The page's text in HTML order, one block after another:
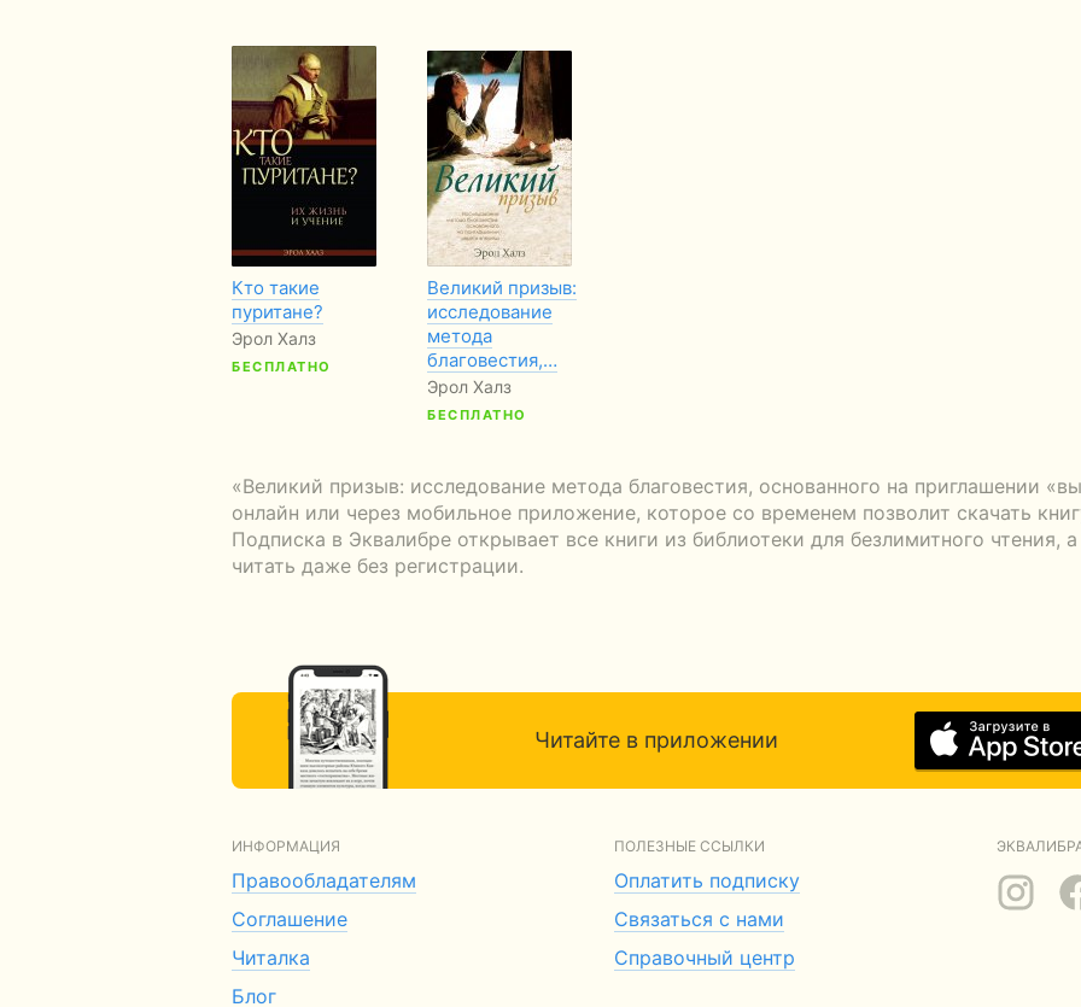
Кто такие
пуритане?
Эрол Халз
БЕСПЛАТНО
Великий призыв:
исследование
метода
благовестия,…
Эрол Халз
БЕСПЛАТНО
«Великий призыв: исследование метода благовестия, основанного на приглашении
онлайн или через мобильное приложение, которое со временем позволит скачать
Подписка в Эквалибре открывает все книги из библиотеки для безлимитного чтения,
читать даже без регистрации.
Читайте в приложении
ИНФОРМАЦИЯ
Правообладателям
Соглашение
Читалка
Блог
ПОЛЕЗНЫЕ ССЫЛКИ
Оплатить подписку
Связаться с нами
Справочный центр